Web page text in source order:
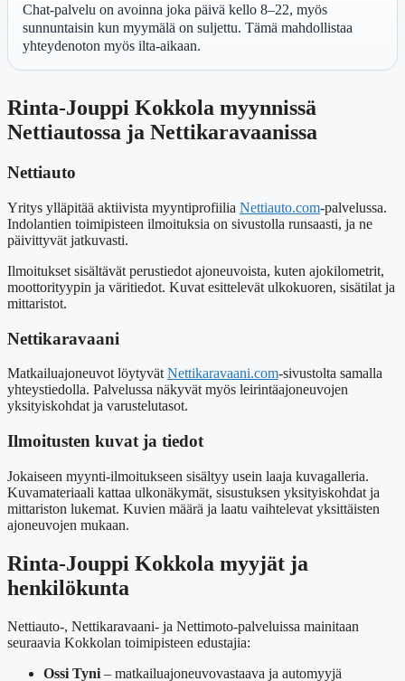
Chat-palvelu on avoinna joka päivä kello 8–22, myös
sunnuntaisin kun myymälä on suljettu. Tämä mahdollistaa
yhteydenoton myös ilta-aikaan.
Rinta-Jouppi Kokkola myynnissä
Nettiautossa ja Nettikaravaanissa
Nettiauto
Yritys ylläpitää aktiivista myyntiprofiilia Nettiauto.com-palvelussa.
Indolantien toimipisteen ilmoituksia on sivustolla runsaasti, ja ne
päivittyvät jatkuvasti.
Ilmoitukset sisältävät perustiedot ajoneuvoista, kuten ajokilometrit,
moottorityypin ja väritiedot. Kuvat esittelevät ulkokuoren, sisätilat ja
mittaristot.
Nettikaravaani
Matkailuajoneuvot löytyvät Nettikaravaani.com-sivustolta samalla
yhteystiedolla. Palvelussa näkyvät myös leirintäajoneuvojen
yksityiskohdat ja varustelutasot.
Ilmoitusten kuvat ja tiedot
Jokaiseen myynti-ilmoitukseen sisältyy usein laaja kuvagalleria.
Kuvamateriaali kattaa ulkonäkymät, sisustuksen yksityiskohdat ja
mittariston lukemat. Kuvien määrä ja laatu vaihtelevat yksittäisten
ajoneuvojen mukaan.
Rinta-Jouppi Kokkola myyjät ja
henkilökunta
Nettiauto-, Nettikaravaani- ja Nettimoto-palveluissa mainitaan
seuraavia Kokkolan toimipisteen edustajia:
Ossi Tyni – matkailuajoneuvovastaava ja automyyjä